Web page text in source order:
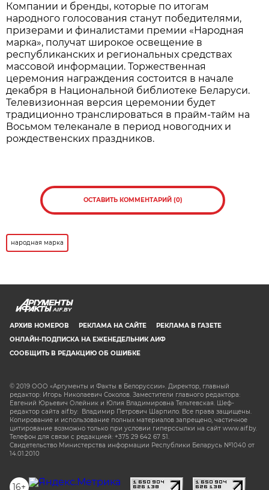
Компании и бренды, которые по итогам
народного голосования станут победителями,
призерами и финалистами премии «Народная
марка», получат широкое освещение в
республиканских и региональных средствах
массовой информации. Торжественная
церемония награждения состоится в начале
декабря в Национальной библиотеке Беларуси.
Телевизионная версия церемонии будет
традиционно транслироваться в прайм-тайм на
Восьмом телеканале в период новогодних и
рождественских праздников.
ОСТАВИТЬ КОММЕНТАРИЙ (0)
народная марка
AIF.BY
АРХИВ НОМЕРОВ РЕКЛАМА НА САЙТЕ
РЕКЛАМА В ГАЗЕТЕ
ОНЛАЙН-ПОДПИСКА НА ЕЖЕНЕДЕЛЬНИК АИФ
СООБЩИТЬ В РЕДАКЦИЮ ОБ ОШИБКЕ
© 2019 ООО «Аргументы и Факты в Белоруссии». Директор, главный
редактор: Игорь Николаевич Соколов. Заместители главного редактора:
Евгений Юрьевич Олейник и Юлия Владимировна Тельтевская. Шеф-
редактор сайта aif.by: Владимир Петрович Шарпило. Все права защищены.
Копирование и использование полных материалов запрещено, частичное
цитирование возможно только при условии гиперссылки на сайт www.aif.by.
Телефон для связи с редакцией: +375 29 642 67 51.
Свидетельство Министерства информации Республики Беларусь №1040 от
14.01.2010
16+